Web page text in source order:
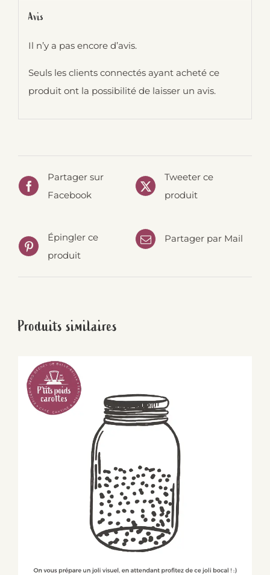
Avis
Il n’y a pas encore d’avis.
Seuls les clients connectés ayant acheté ce
produit ont la possibilité de laisser un avis.
Partager sur
Facebook
Tweeter ce
produit
Épingler ce
produit
Partager par Mail
Produits similaires